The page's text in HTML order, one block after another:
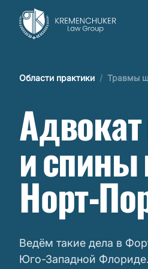
Области практики / Травмы
и спины
Норт-
Ведём такие дела в
Юго-Западной